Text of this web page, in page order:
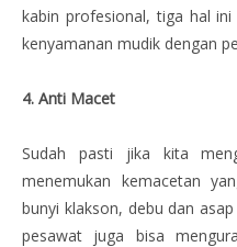
kabin profesional, tiga hal
kenyamanan mudik dengan
4. Anti Macet
Sudah pasti jika kita
menemukan kemacetan
bunyi klakson, debu dan
pesawat juga bisa